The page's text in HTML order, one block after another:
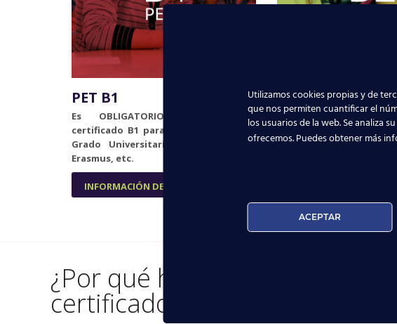
PET B1
Es OBLIGATORIO disponer del
certificado B1 para optar a cualquier
Grado Universitario, solicitar Becas
Erasmus, etc.
INFORMACIÓN DE LOS CURSOS
FIRST B2
El Certificado B2 es
acceder a un Máster,
profesor en Colegios
¿Por qué hay que tener un
certificado B1, B2,...?
Utilizamos cookies propias y de
que nos permiten cuantificar el
los usuarios de la web. Se analiza
ofrecemos. Puedes obtener más
ACEPTAR